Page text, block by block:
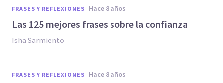
FRASES Y REFLEXIONES hace 8 años
Las 125 mejores frases sobre la confianza
Isha Sarmiento
FRASES Y REFLEXIONES hace 8 años